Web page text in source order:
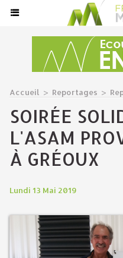
Accueil > Reportages >
​SOIRÉE
L'ASAM
À GRÉOUX
Lundi 13 Mai 2019